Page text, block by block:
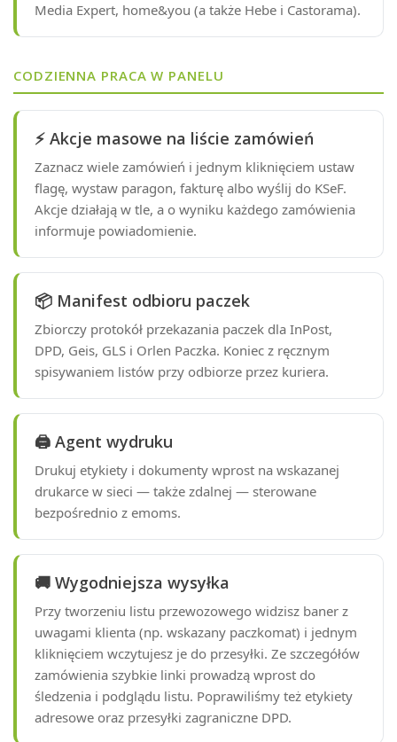
Media Expert, home&you (a także Hebe i Castorama).
CODZIENNA PRACA W PANELU
⚡ Akcje masowe na liście zamówień
Zaznacz wiele zamówień i jednym kliknięciem ustaw
flagę, wystaw paragon, fakturę albo wyślij do KSeF.
Akcje działają w tle, a o wyniku każdego zamówienia
informuje powiadomienie.
📦 Manifest odbioru paczek
Zbiorczy protokół przekazania paczek dla InPost,
DPD, Geis, GLS i Orlen Paczka. Koniec z ręcznym
spisywaniem listów przy odbiorze przez kuriera.
🖨 Agent wydruku
Drukuj etykiety i dokumenty wprost na wskazanej
drukarce w sieci — także zdalnej — sterowane
bezpośrednio z emoms.
🚚 Wygodniejsza wysyłka
Przy tworzeniu listu przewozowego widzisz baner z
uwagami klienta (np. wskazany paczkomat) i jednym
kliknięciem wczytujesz je do przesyłki. Ze szczegółów
zamówienia szybkie linki prowadzą wprost do
śledzenia i podglądu listu. Poprawiliśmy też etykiety
adresowe oraz przesyłki zagraniczne DPD.